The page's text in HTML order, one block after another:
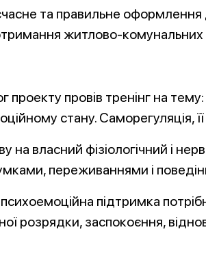
та правильне
житлово-комунальних
проекту провів тренінг на
стану. Саморегуляція,
на власний фізіологічний і
переживаннями і
підтримка
розрядки, заспокоєння,